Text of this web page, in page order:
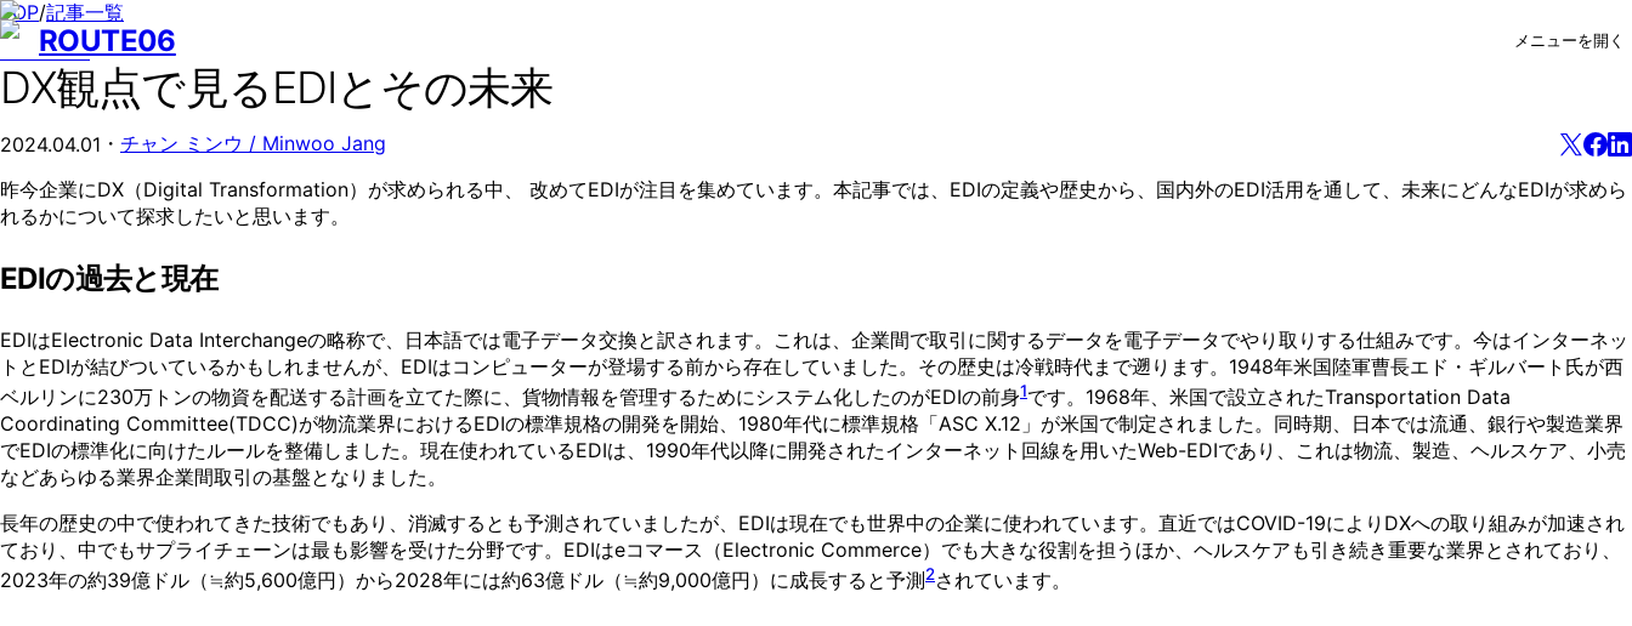
ROUTE06 メニューを開く
TOP/記事一覧
DX観点で見るEDIとその未来
2024.04.01 ・ チャン ミンウ / Minwoo Jang
昨今企業にDX（Digital Transformation）が求められる中、 改めてEDIが注目を集めています。本記事では、EDIの定義や歴史から、国内外のEDI活用を通して、未来にどんなEDIが求めら
れるかについて探求したいと思います。
EDIの過去と現在
EDIはElectronic Data Interchangeの略称で、日本語では電子データ交換と訳されます。これは、企業間で取引に関するデータを電子データでやり取りする仕組みです。今はインターネッ
トとEDIが結びついているかもしれませんが、EDIはコンピューターが登場する前から存在していました。その歴史は冷戦時代まで遡ります。1948年米国陸軍曹長エド・ギルバート氏が西
ベルリンに230万トンの物資を配送する計画を立てた際に、貨物情報を管理するためにシステム化したのがEDIの前身1です。1968年、米国で設立されたTransportation Data
Coordinating Committee(TDCC)が物流業界におけるEDIの標準規格の開発を開始、1980年代に標準規格「ASC X.12」が米国で制定されました。同時期、日本では流通、銀行や製造業界
でEDIの標準化に向けたルールを整備しました。現在使われているEDIは、1990年代以降に開発されたインターネット回線を用いたWeb-EDIであり、これは物流、製造、ヘルスケア、小売
などあらゆる業界企業間取引の基盤となりました。
長年の歴史の中で使われてきた技術でもあり、消滅するとも予測されていましたが、EDIは現在でも世界中の企業に使われています。直近ではCOVID-19によりDXへの取り組みが加速され
ており、中でもサプライチェーンは最も影響を受けた分野です。EDIはeコマース（Electronic Commerce）でも大きな役割を担うほか、ヘルスケアも引き続き重要な業界とされており、
2023年の約39億ドル（≒約5,600億円）から2028年には約63億ドル（≒約9,000億円）に成長すると予測 2されています。